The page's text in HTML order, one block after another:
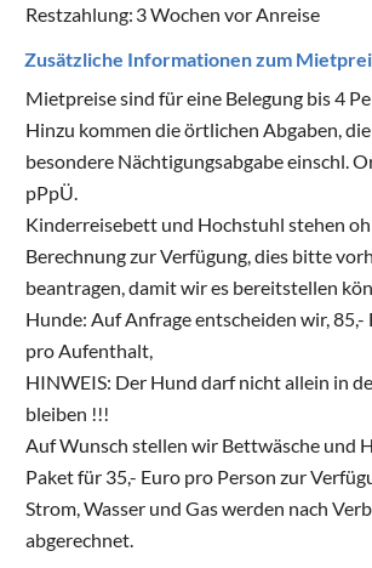
Restzahlung: 3 Wochen vor Anreise
Zusätzliche Informationen zum
Mietpreise sind für eine Belegung bis 4
Hinzu kommen die örtlichen Abgaben,
besondere Nächtigungsabgabe einschl.
pPpÜ.
Kinderreisebett und Hochstuhl stehen
Berechnung zur Verfügung, dies bitte
beantragen, damit wir es bereitstellen
Hunde: Auf Anfrage entscheiden wir, 85,-
pro Aufenthalt,
HINWEIS: Der Hund darf nicht allein in
bleiben !!!
Auf Wunsch stellen wir Bettwäsche und
Paket für 35,- Euro pro Person zur
Strom, Wasser und Gas werden nach
abgerechnet.